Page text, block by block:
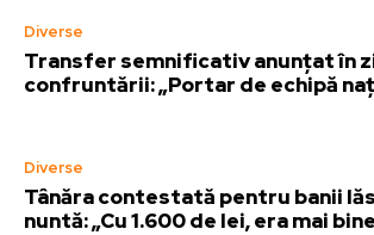
Diverse
Transfer semnificativ anunțat în
confruntării: „Portar de echipă
Diverse
Tânăra contestată pentru banii
nuntă: „Cu 1.600 de lei, era mai